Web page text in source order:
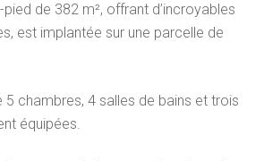
de 382 m², offrant d’incroyables
est implantée sur une parcelle de
5 chambres, 4 salles de bains et trois
équipées.